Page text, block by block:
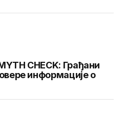
CHECK: Грађани
информације о